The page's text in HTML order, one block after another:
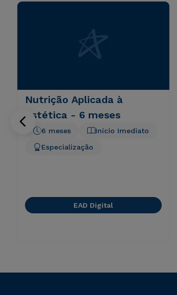
Nutrição Aplicada à
Estética - 6 meses
Início Imediato
6 meses
Especialização
EAD Digital